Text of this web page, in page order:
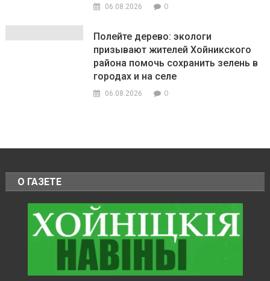
06.08.2026 0
Полейте дерево: экологи
призывают жителей Хойникского
района помочь сохранить зелень в
городах и на селе
06.08.2026 0
О ГАЗЕТЕ